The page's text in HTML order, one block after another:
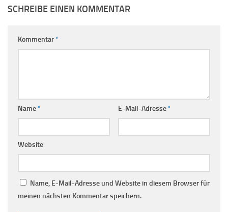
SCHREIBE EINEN KOMMENTAR
Kommentar*
Name* E-Mail-Adresse*
Website
Name, E-Mail-Adresse und Website in diesem Browser für
meinen nächsten Kommentar speichern.